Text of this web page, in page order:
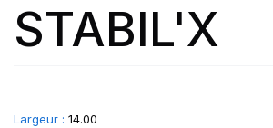
STABIL'X
Largeur : 14.00